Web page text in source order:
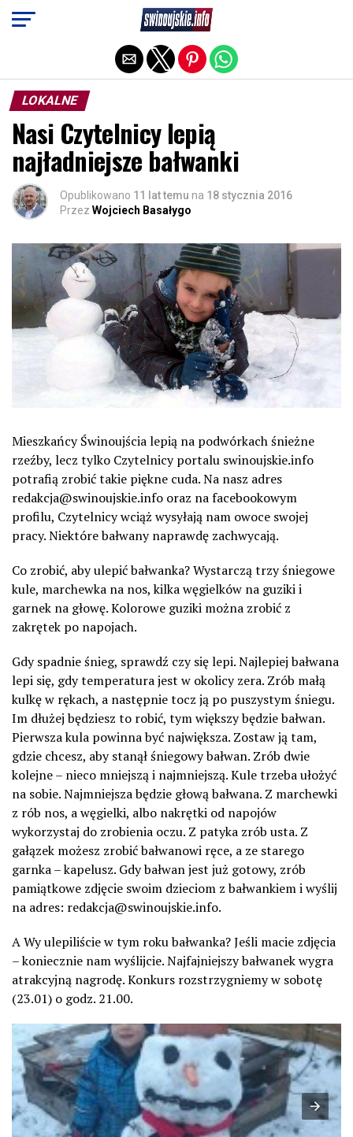
LOKALNE
Nasi Czytelnicy lepią
najładniejsze bałwanki
Opublikowano 11 lat temu na 18 stycznia 2016
Przez Wojciech Basałygo
Mieszkańcy Świnoujścia lepią na podwórkach śnieżne
rzeźby, lecz tylko Czytelnicy portalu swinoujskie.info
potrafią zrobić takie piękne cuda. Na nasz adres
redakcja@swinoujskie.info oraz na facebookowym
profilu, Czytelnicy wciąż wysyłają nam owoce swojej
pracy. Niektóre bałwany naprawdę zachwycają.
Co zrobić, aby ulepić bałwanka? Wystarczą trzy śniegowe
kule, marchewka na nos, kilka węgielków na guziki i
garnek na głowę. Kolorowe guziki można zrobić z
zakrętek po napojach.
Gdy spadnie śnieg, sprawdź czy się lepi. Najlepiej bałwana
lepi się, gdy temperatura jest w okolicy zera. Zrób małą
kulkę w rękach, a następnie tocz ją po puszystym śniegu.
Im dłużej będziesz to robić, tym większy będzie bałwan.
Pierwsza kula powinna być największa. Zostaw ją tam,
gdzie chcesz, aby stanął śniegowy bałwan. Zrób dwie
kolejne – nieco mniejszą i najmniejszą. Kule trzeba ułożyć
na sobie. Najmniejsza będzie głową bałwana. Z marchewki
z rób nos, a węgielki, albo nakrętki od napojów
wykorzystaj do zrobienia oczu. Z patyka zrób usta. Z
gałązek możesz zrobić bałwanowi ręce, a ze starego
garnka – kapelusz. Gdy bałwan jest już gotowy, zrób
pamiątkowe zdjęcie swoim dzieciom z bałwankiem i wyślij
na adres: redakcja@swinoujskie.info.
A Wy ulepiliście w tym roku bałwanka? Jeśli macie zdjęcia
– koniecznie nam wyślijcie. Najfajniejszy bałwanek wygra
atrakcyjną nagrodę. Konkurs rozstrzygniemy w sobotę
(23.01) o godz. 21.00.
Exit mobile version